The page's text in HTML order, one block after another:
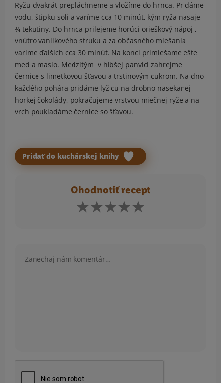
Ryžu dvakrát prepláchneme a vložíme do hrnca. Pridáme
vodu, štipku soli a varíme cca 10 minút, kým ryža nasaje
¾ tekutiny. Do hrnca prilejeme horúci orieškový nápoj ,
vnútro vanilkového struku a za občasného miešania
varíme ďalších cca 30 minút. Na konci primiešame ešte
med a maslo. Medzitým v hlbšej panvici zahrejme
černice s limetkovou šťavou a trstinovým cukrom. Na dno
každého pohára pridáme lyžicu na drobno nasekanej
horkej čokolády, pokračujeme vrstvou miečnej ryže a na
vrch poukladáme černice so šťavou.
Pridať do kuchárskej knihy
Ohodnotiť recept